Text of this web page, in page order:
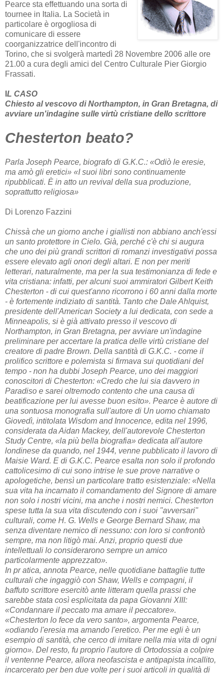
Pearce sta effettuando una sorta di
tournee in Italia. La Società in
particolare è orgogliosa di
comunicare di essere
coorganizzatrice dell'incontro di
Torino, che si svolgerà martedì 28 Novembre 2006 alle ore
21.00 a cura degli amici del Centro Culturale Pier Giorgio
Frassati.
L CASO
Chiesto al vescovo di Northampton, in Gran Bretagna, di
avviare un'indagine sulle virtù cristiane dello scrittore
Chesterton beato?
Parla Joseph Pearce, biografo di G.K.C.: «Odiò le eresie,
ma amò gli eretici» «I suoi libri sono continuamente
ripubblicati. È in atto un revival della sua produzione,
soprattutto religiosa»
Di Lorenzo Fazzini
Chissà che un giorno anche i giallisti non abbiano anch'essi
un santo protettore in Cielo. Già, perché c'è chi si augura
che uno dei più grandi scrittori di romanzi investigativi possa
essere elevato agli onori degli altari. E non per meriti
letterari, naturalmente, ma per la sua testimonianza di fede e
vita cristiana: infatti, per alcuni suoi ammiratori Gilbert Keith
Chesterton - di cui quest'anno ricorrono i 60 anni dalla morte
- è fortemente indiziato di santità. Tanto che Dale Ahlquist,
presidente dell'American Society a lui dedicata, con sede a
Minneapolis, si è già attivato presso il vescovo di
Northampton, in Gran Bretagna, per avviare un'indagine
preliminare per accertare la pratica delle virtù cristiane del
creatore di padre Brown. Della santità di G.K.C. - come il
prolifico scrittore e polemista si firmava sui quotidiani del
tempo - non ha dubbi Joseph Pearce, uno dei maggiori
conoscitori di Chesterton: «Credo che lui sia davvero in
Paradiso e sarei oltremodo contento che una causa di
beatificazione per lui avesse buon esito». Pearce è autore di
una sontuosa monografia sull'autore di Un uomo chiamato
Giovedì, intitolata Wisdom and Innocence, edita nel 1996,
considerata da Aidan Mackey, dell'autorevole Chesterton
Study Centre, «la più bella biografia» dedicata all'autore
londinese da quando, nel 1944, venne pubblicato il lavoro di
Maisie Ward. E di G.K.C. Pearce esalta non solo il profondo
cattolicesimo di cui sono intrise le sue prove narrative o
apologetiche, bensì un particolare tratto esistenziale: «Nella
sua vita ha incarnato il comandamento del Signore di amare
non solo i nostri vicini, ma anche i nostri nemici. Chesterton
spese tutta la sua vita discutendo con i suoi "avversari"
culturali, come H. G. Wells e George Bernard Shaw, ma
senza diventare nemico di nessuno: con loro si confrontò
sempre, ma non litigò mai. Anzi, proprio questi due
intellettuali lo considerarono sempre un amico
particolarmente apprezzato».
In pr atica, annota Pearce, nelle quotidiane battaglie tutte
culturali che ingaggiò con Shaw, Wells e compagni, il
baffuto scrittore esercitò ante litteram quella prassi che
sarebbe stata così esplicitata da papa Giovanni XIII:
«Condannare il peccato ma amare il peccatore».
«Chesterton lo fece da vero santo», argomenta Pearce,
«odiando l'eresia ma amando l'eretico. Per me egli è un
esempio di santità, che cerco di imitare nella mia vita di ogni
giorno». Del resto, fu proprio l'autore di Ortodossia a colpire
il ventenne Pearce, allora neofascista e antipapista incallito,
incarcerato per ben due volte per i suoi articoli in qualità di